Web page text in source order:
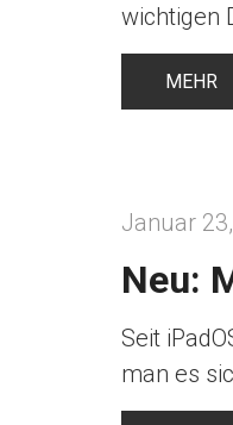
wichtigen
MEHR
Januar
Neu:
Seit
man es